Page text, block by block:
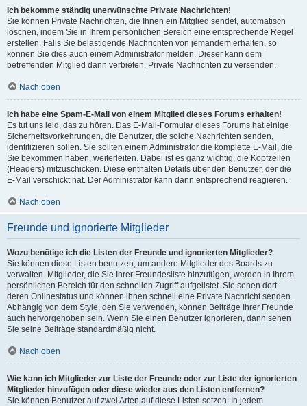
Ich bekomme ständig unerwünschte Private Nachrichten!
Sie können Private Nachrichten, die Ihnen ein Mitglied sendet, automatisch
löschen, indem Sie in Ihrem persönlichen Bereich eine entsprechende Regel
erstellen. Falls Sie belästigende Nachrichten von jemandem erhalten, so
können Sie dies auch einem Administrator melden. Dieser kann dem
betreffenden Mitglied dann verbieten, Private Nachrichten zu versenden.
Nach oben
Ich habe eine Spam-E-Mail von einem Mitglied dieses Forums erhalten!
Es tut uns leid, das zu hören. Das E-Mail-Formular dieses Forums hat einige
Sicherheitsvorkehrungen, die Benutzer, die solche Nachrichten senden,
identifizieren sollen. Sie sollten einem Administrator die komplette E-Mail, die
Sie bekommen haben, weiterleiten. Dabei ist es ganz wichtig, die Kopfzeilen
(Headers) mitzuschicken. Diese enthalten Details über den Benutzer, der die
E-Mail verschickt hat. Der Administrator kann dann entsprechend reagieren.
Nach oben
Freunde und ignorierte Mitglieder
Wozu benötige ich die Listen der Freunde und ignorierten Mitglieder?
Sie können diese Listen benutzen, um andere Mitglieder des Boards zu
verwalten. Mitglieder, die Sie Ihrer Freundesliste hinzufügen, werden in Ihrem
persönlichen Bereich für den schnellen Zugriff aufgelistet. Sie sehen dort
deren Onlinestatus und können ihnen schnell eine Private Nachricht senden.
Abhängig von dem Style, den Sie verwenden, können Beiträge Ihrer Freunde
auch hervorgehoben sein. Wenn Sie einen Benutzer ignorieren, dann sehen
Sie seine Beiträge standardmäßig nicht.
Nach oben
Wie kann ich Mitglieder zur Liste der Freunde oder zur Liste der ignorierten
Mitglieder hinzufügen oder diese wieder aus den Listen entfernen?
Sie können Benutzer auf zwei Arten auf diese Listen setzen: In jedem